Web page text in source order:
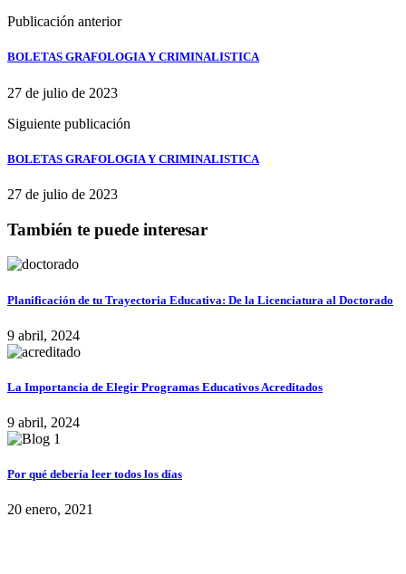
Publicación anterior
BOLETAS GRAFOLOGIA Y CRIMINALISTICA
27 de julio de 2023
Siguiente publicación
BOLETAS GRAFOLOGIA Y CRIMINALISTICA
27 de julio de 2023
También te puede interesar
Planificación de tu Trayectoria Educativa: De la Licenciatura al Doctorado
9 abril, 2024
La Importancia de Elegir Programas Educativos Acreditados
9 abril, 2024
Por qué debería leer todos los días
20 enero, 2021